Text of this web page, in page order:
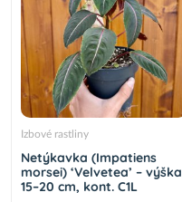
Izbové rastliny
Netýkavka (Impatiens
morsei) ‘Velvetea’ – výška
15–20 cm, kont. C1L